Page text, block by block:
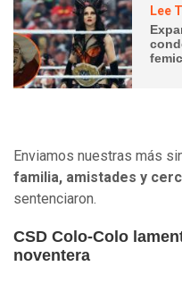
Lee
Enviamos nuestras más
familia, amistades y
sentenciaron.
CSD Colo-Colo
noventera